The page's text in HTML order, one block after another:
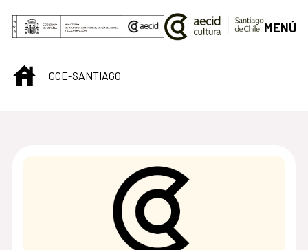
Saltar al contenido principal
MENÚ
INICIOCCE-SANTIAGO